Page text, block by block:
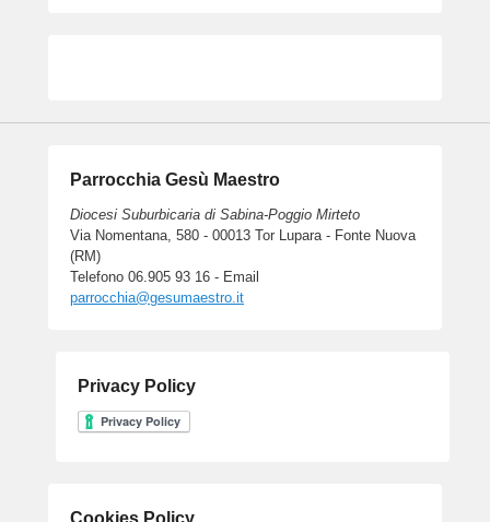
Parrocchia Gesù Maestro
Diocesi Suburbicaria di Sabina-Poggio Mirteto
Via Nomentana, 580 - 00013 Tor Lupara - Fonte Nuova
(RM)
Telefono 06.905 93 16 - Email
parrocchia@gesumaestro.it
Privacy Policy
Cookies Policy